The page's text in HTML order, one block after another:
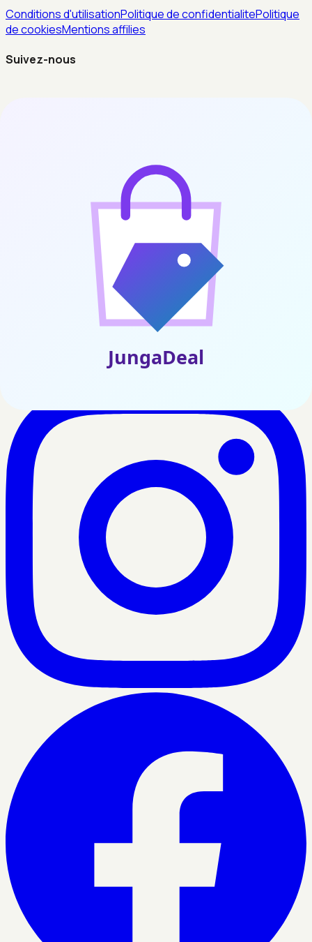
Conditions d'utilisationPolitique de confidentialitePolitique
de cookiesMentions affilies
Suivez-nous